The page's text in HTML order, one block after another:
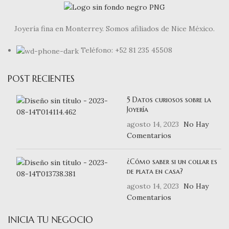
Joyería fina en Monterrey. Somos afiliados de Nice México.
Teléfono: +52 81 235 45508
POST RECIENTES
5 Datos curiosos sobre la
Joyería
agosto 14, 2023
No Hay
Comentarios
¿Cómo saber si un collar es
de plata en casa?
agosto 14, 2023
No Hay
Comentarios
INICIA TU NEGOCIO